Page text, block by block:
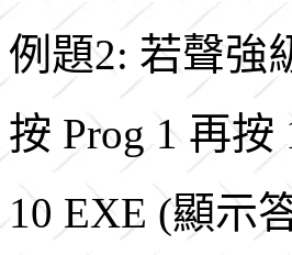
例題2: 若聲強
按 Prog 1 再
10 EXE (顯示